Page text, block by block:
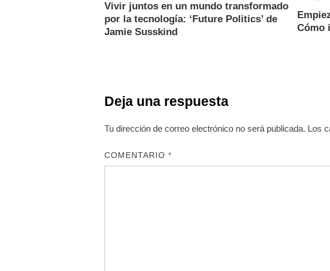
Vivir juntos en un mundo transformado
por la tecnología: ‘Future Politics’ de
Jamie Susskind
Cómo
Deja una respuesta
Tu dirección de correo electrónico no será publicada. Los
COMENTARIO*